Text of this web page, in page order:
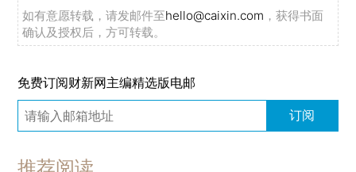
如有意愿转载，请发邮件至hello@caixin.com ，获得书面
确认及授权后，方可转载。
免费订阅财新网主编精选版电邮
订阅